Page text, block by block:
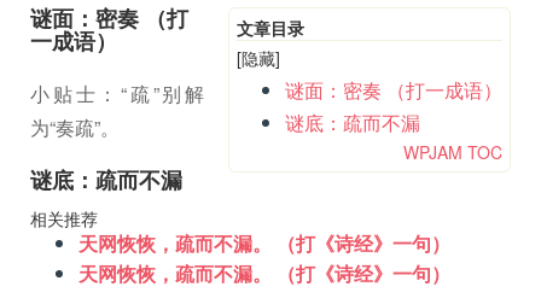
文章目录
[隐藏]
谜面：密奏 （打一成语）
谜底：疏而不漏
WPJAM TOC
谜面：密奏 （打
一成语）
小贴士：“疏”别解
为“奏疏”。
谜底：疏而不漏
相关推荐
天网恢恢，疏而不漏。 （打《诗经》一句）
天网恢恢，疏而不漏。 （打《诗经》一句）